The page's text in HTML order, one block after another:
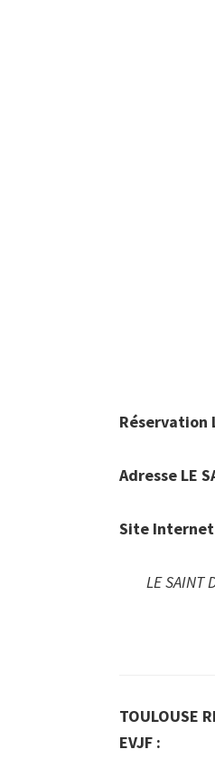
Réservation
Adresse LE
Site Internet
LE SAINT
TOULOUSE
EVJF :